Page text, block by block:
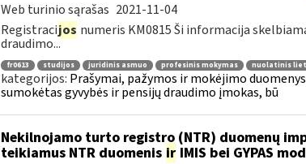
Web turinio sąrašas 2021-11-04
Registracijos numeris KM0815 Ši informacija
draudimo...
fr0613 studijos juridinis asmuo profesinis mokymas nuolatinis
kategorijos: Prašymai, pažymos ir mokėjimo
sumokėtas gyvybės ir pensijų draudimo įmokas, bū
Nekilnojamo turto registro (NTR) duomenų
teikiamus NTR duomenis irIMIS bei GYPAS